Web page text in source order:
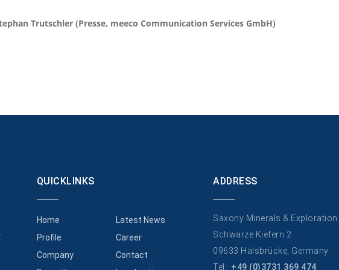
Trutschler (Presse, meeco Communication Services GmbH)
QUICKLINKS
Home
Profile
Company
Latest News
Career
Contact
ADDRESS
Saxony Minerals & Exploration
Schwarze Kiefern 2
09633 Halsbrücke, Germany
Tel.: +49 (0)3731 369 474